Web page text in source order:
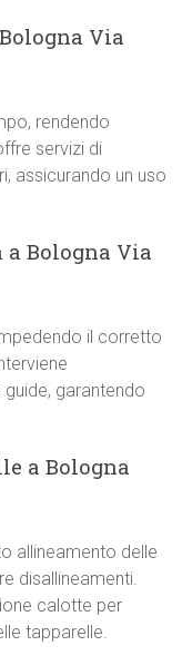
Via
rendendo
servizi di
assicurando un uso
Bologna Via
il corretto
garantendo
a Bologna
allineamento delle
disallineamenti.
calotte per
tapparelle.